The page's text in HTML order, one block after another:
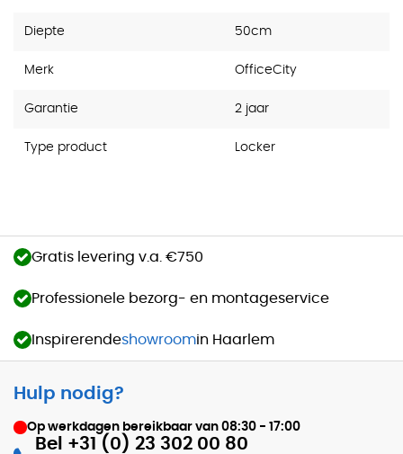
Diepte 50cm
Merk OfficeCity
Garantie 2 jaar
Type product Locker
Gratis levering v.a. €750
Professionele bezorg- en montageservice
Inspirerendeshowroomin Haarlem
Hulp nodig?
Op werkdagen bereikbaar van 08:30 - 17:00
Bel +31 (0) 23 302 00 80